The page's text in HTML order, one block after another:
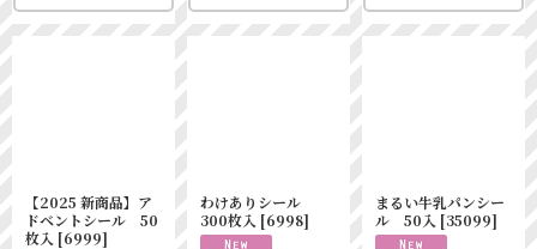
【2025 新商品】ア
ドベントシール 50
枚入 [6999]
わけありシール
300枚入 [6998]
まるい牛乳パンシー
ル 50入 [35099]